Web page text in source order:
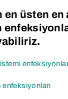
üsten en